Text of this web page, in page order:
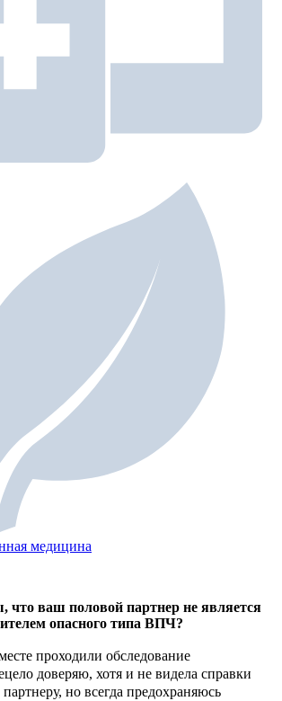
медицина
ваш половой партнер не является
опасного типа ВПЧ?
проходили обследование
доверяю, хотя и не видела справки
но всегда предохраняюсь